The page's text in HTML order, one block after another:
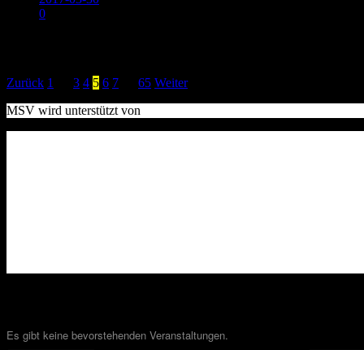
0
Zurück 1 3 4 5 6 7 65 Weiter
MSV wird unterstützt von
Es gibt keine bevorstehenden Veranstaltungen.